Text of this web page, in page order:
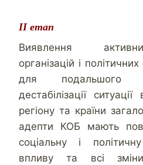
ІІ етап
Виявлення
організацій і політичних
для подальшого
дестабілізації
регіону та країни
адепти КОБ мають
соціальну і
впливу та всі